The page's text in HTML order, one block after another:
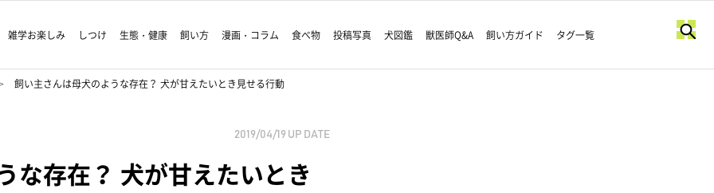
雑学お楽しみ しつけ 生態・健康 飼い方 漫画・コラム 食べ物 投稿写真 犬図鑑 獣医師Q&A 飼い方ガイド タグ一覧
飼い主さんは母犬のような存在？ 犬が甘えたいとき見せる行動
2019/04/19 UP DATE
な存在？ 犬が甘えたいとき